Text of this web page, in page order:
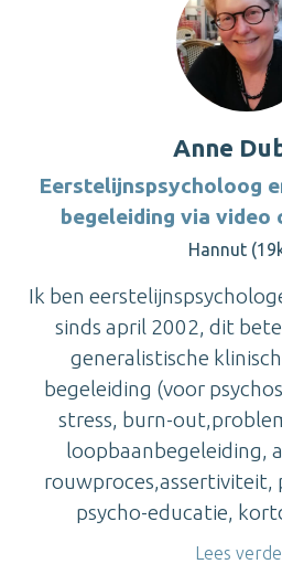
Anne
Eerstelijnspsycholoog
begeleiding via
Hannut
Ik ben
sinds april 2002, dit
generalistische
begeleiding (voor
stress, burn-
loopbaanbegeleiding,
rouwproces,assertiviteit,
psycho-educatie,
Lees